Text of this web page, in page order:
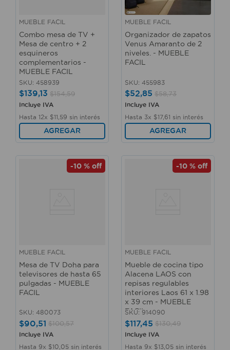
MUEBLE FACIL
Combo mesa de TV +
Mesa de centro + 2
esquineros
complementarios -
MUEBLE FACIL
SKU: 458939
$139,13 $154,59
Incluye IVA
Hasta 12x $11 59 sin interés
AGREGAR
MUEBLE FACIL
Organizador de zapatos
Venus Amaranto de 2
niveles. - MUEBLE
FACIL
SKU: 455983
$52,85 $58,73
Incluye IVA
Hasta 3x $17, 61 sin interés
AGREGAR
-10 % off
MUEBLE FACIL
Mesa de TV Doha para
televisores de hasta 65
pulgadas - MUEBLE
FACIL
SKU: 480073
$90,51 $100,57
Incluye IVA
Hasta 9x $10 05 sin interés
-10 % off
MUEBLE FACIL
Mueble de cocina tipo
Alacena LAOS con
repisas regulables
interiores Laos 61 x 1.98
x 39 cm - MUEBLE
FACIL
SKU: 914090
$117,45 $130,49
Incluye IVA
Hasta 9x $13 05 sin interés